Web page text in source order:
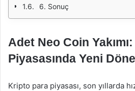
6. Sonuç
Adet Neo Coin
Piyasasında Yeni
Kripto para piyasası, son yıllarda